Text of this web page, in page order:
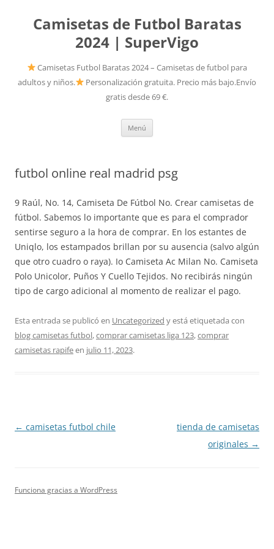
Camisetas de Futbol Baratas
2024 | SuperVigo
Camisetas Futbol Baratas 2024 – Camisetas de futbol para
adultos y niños.
Personalización gratuita. Precio más bajo.Envío
gratis desde 69 €.
Menú
futbol online real madrid psg
9 Raúl, No. 14, Camiseta De Fútbol No. Crear camisetas de
fútbol. Sabemos lo importante que es para el comprador
sentirse seguro a la hora de comprar. En los estantes de
Uniqlo, los estampados brillan por su ausencia (salvo algún
que otro cuadro o raya). Io Camiseta Ac Milan No. Camiseta
Polo Unicolor, Puños Y Cuello Tejidos. No recibirás ningún
tipo de cargo adicional al momento de realizar el pago.
Esta entrada se publicó en Uncategorized y está etiquetada con
blog camisetas futbol,comprar camisetas liga 123,comprar
camisetas rapifeen julio 11, 2023.
Navegación
← camisetas futbol chile
tienda de camisetas
originales →
Funciona gracias a WordPress